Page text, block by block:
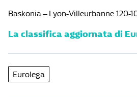
Baskonia – Lyon-Villeurbanne 120-
La classifica aggiornata di
Eurolega